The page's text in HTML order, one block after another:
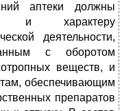
аптеки должны
и характеру
деятельности,
с оборотом
веществ, и
обеспечивающим
препаратов